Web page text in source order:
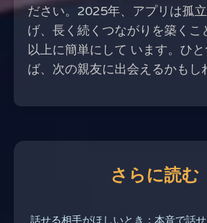
ださい。2025年、アプリは孤
げ、長く続くつながりを築くこ
以上に簡単にして います。ひ
ば、次の親友に出会えるかもし
さらに読む
話せる相手がほしいとき：本音で話